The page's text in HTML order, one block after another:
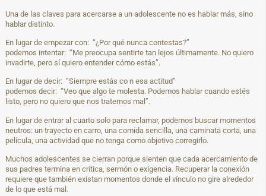
Una de las claves para acercarse a un adolescente no es hablar más, sino
hablar distinto.
En lugar de empezar con: “¿Por qué nunca contestas?”
podemos intentar: “Me preocupa sentirte tan lejos últimamente. No quiero
invadirte, pero sí quiero entender cómo estás”.
En lugar de decir: “Siempre estás co n esa actitud”
podemos decir: “Veo que algo te molesta. Podemos hablar cuando estés
listo, pero no quiero que nos tratemos mal”.
En lugar de entrar al cuarto solo para reclamar, podemos buscar momentos
neutros: un trayecto en carro, una comida sencilla, una caminata corta, una
película, una actividad que no tenga como objetivo corregirlo.
Muchos adolescentes se cierran porque sienten que cada acercamiento de
sus padres termina en crítica, sermón o exigencia. Recuperar la conexión
requiere que también existan momentos donde el vínculo no gire alrededor
de lo que está mal.